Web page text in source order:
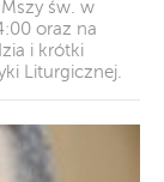
św. w
oraz na
i krótki
Liturgicznej.